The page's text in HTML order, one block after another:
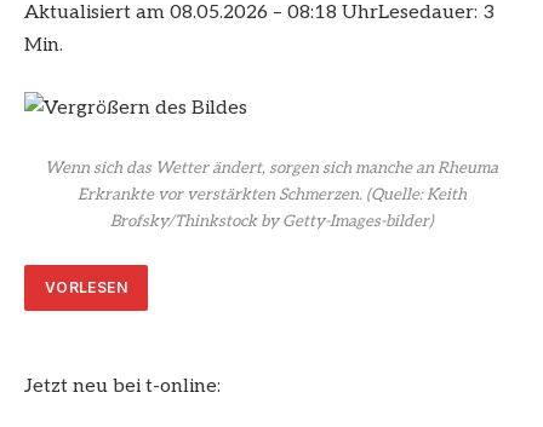
Aktualisiert am 08.05.2026 – 08:18 UhrLesedauer: 3
Min.
Wenn sich das Wetter ändert, sorgen sich manche an Rheuma
Erkrankte vor verstärkten Schmerzen.(Quelle: Keith
Brofsky/Thinkstock by Getty-Images-bilder)
VORLESEN
Jetzt neu bei t-online: